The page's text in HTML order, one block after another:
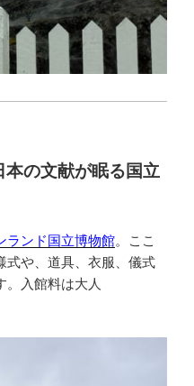
の文献が眠る国立
ランド国立博物館。ここ
式や、道具、衣服、儀式
。入館料は大人